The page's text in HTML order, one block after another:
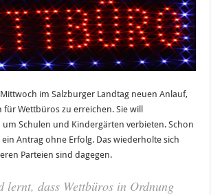
im Salzburger Landtag neuen Anlauf,
Wettbüros zu erreichen. Sie will
Schulen und Kindergärten verbieten. Schon
Antrag ohne Erfolg. Das wiederholte sich
Parteien sind dagegen.
lernt, dass Wettbüros in Ordnung